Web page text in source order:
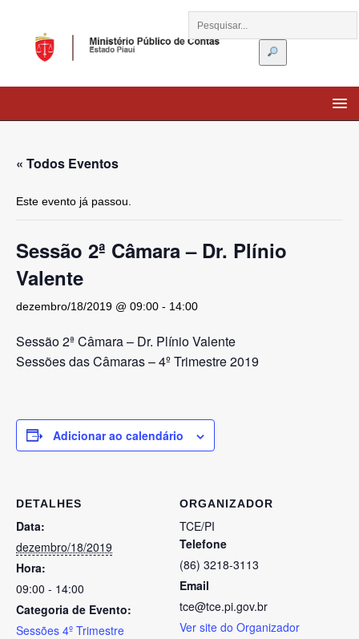
« Todos Eventos
Este evento já passou.
Sessão 2ª Câmara – Dr. Plínio
Valente
dezembro/18/2019 @ 09:00 - 14:00
Sessão 2ª Câmara – Dr. Plínio Valente
Sessões das Câmaras – 4º Trimestre 2019
Adicionar ao calendário
DETALHES
Data:
dezembro/18/2019
Hora:
09:00 - 14:00
Categoria de Evento:
Sessões 4º Trimestre
ORGANIZADOR
TCE/PI
Telefone
(86) 3218-3113
Email
tce@tce.pi.gov.br
Ver site do Organizador